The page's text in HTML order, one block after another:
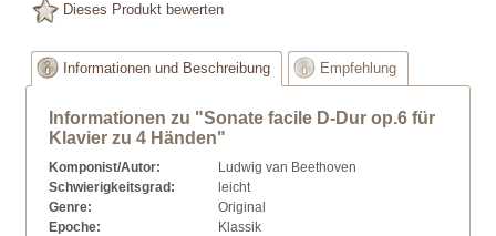
Dieses Produkt bewerten
Informationen und Beschreibung Empfehlung
Informationen zu "Sonate facile D-Dur op.6 für
Klavier zu 4 Händen"
Komponist/Autor:
Ludwig van Beethoven
Schwierigkeitsgrad:
leicht
Genre:
Original
Epoche:
Klassik